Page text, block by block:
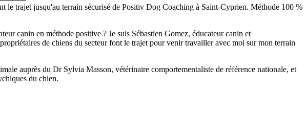
le trajet jusqu'au terrain sécurisé de Positiv Dog Coaching à Saint-Cyprien. Méthode 100 %
canin en méthode positive ? Je suis Sébastien Gomez, éducateur canin et
de chiens du secteur font le trajet pour venir travailler avec moi sur mon terrain
auprès du Dr Sylvia Masson, vétérinaire comportementaliste de référence nationale, et
du chien.